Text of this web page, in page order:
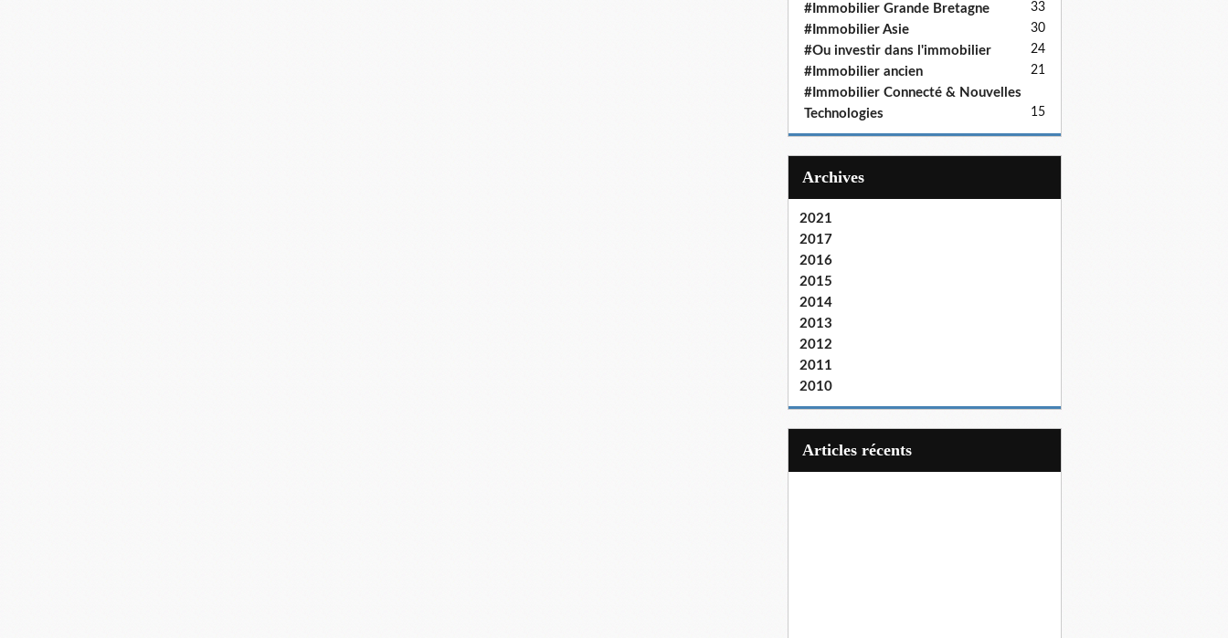
#Immobilier Grande Bretagne 33
#Immobilier Asie 30
#Ou investir dans l'immobilier 24
#Immobilier ancien 21
#Immobilier Connecté & Nouvelles
Technologies
15
Archives
2021
2017
2016
2015
2014
2013
2012
2011
2010
articles récents